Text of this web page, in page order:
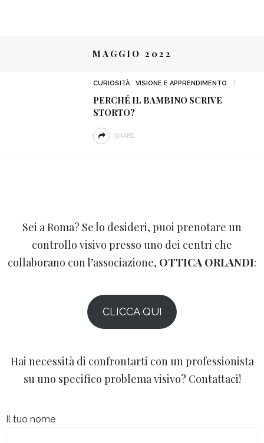
MAGGIO 2022
CURIOSITÀ VISIONE E APPRENDIMENTO
PERCHÉ IL BAMBINO SCRIVE
STORTO?
SHARE
Sei a Roma? Se lo desideri, puoi prenotare un
controllo visivo presso uno dei centri che
collaborano con l’associazione, OTTICA ORLANDI:
CLICCA QUI
Hai necessità di confrontarti con un professionista
su uno specifico problema visivo? Contattaci!
Il tuo nome